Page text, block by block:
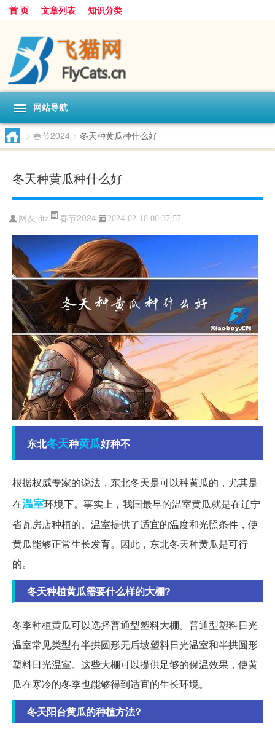
首 页 文章列表 知识分类
网站导航
> 春节2024 > 冬天种黄瓜种什么好
冬天种黄瓜种什么好
网友:dtz 春节2024 2024-02-18 00:37:57
东北冬天种黄瓜好种不
根据权威专家的说法，东北冬天是可以种黄瓜的，尤其是
在温室环境下。事实上，我国最早的温室黄瓜就是在辽宁
省瓦房店种植的。温室提供了适宜的温度和光照条件，使
黄瓜能够正常生长发育。因此，东北冬天种黄瓜是可行
的。
冬天种植黄瓜需要什么样的大棚?
冬季种植黄瓜可以选择普通型塑料大棚。普通型塑料日光
温室常见类型有半拱圆形无后坡塑料日光温室和半拱圆形
塑料日光温室。这些大棚可以提供足够的保温效果，使黄
瓜在寒冷的冬季也能够得到适宜的生长环境。
冬天阳台黄瓜的种植方法?